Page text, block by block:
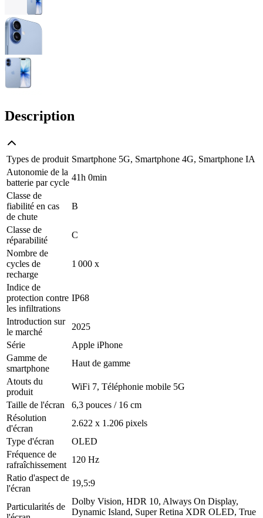
Description
Types de produit Smartphone 5G, Smartphone 4G, Smartphone IA
Autonomie de la
batterie par cycle
41h 0min
Classe de
fiabilité en cas
de chute
B
Classe de
réparabilité
C
Nombre de
cycles de
recharge
1 000 x
Indice de
protection contre
les infiltrations
IP68
Introduction sur
le marché
2025
Série
Apple iPhone
Gamme de
smartphone
Haut de gamme
Atouts du
produit
WiFi 7, Téléphonie mobile 5G
Taille de l'écran
6,3 pouces / 16 cm
Résolution
d'écran
2.622 x 1.206 pixels
Type d'écran
OLED
Fréquence de
rafraîchissement
120 Hz
Ratio d'aspect de
l'écran
19,5:9
Particularités de
Dolby Vision, HDR 10, Always On Display,
Dynamic Island, Super Retina XDR OLED, True